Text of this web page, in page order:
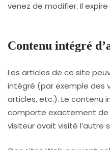
venez de modifier. Il expire
Contenu intégré
Les articles de ce site
intégré (par exemple des
articles, etc.). Le contenu
comporte exactement de
visiteur avait visité l’autre